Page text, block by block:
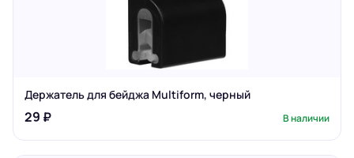
Держатель для бейджа Multiform, черный
29 ₽ В наличии